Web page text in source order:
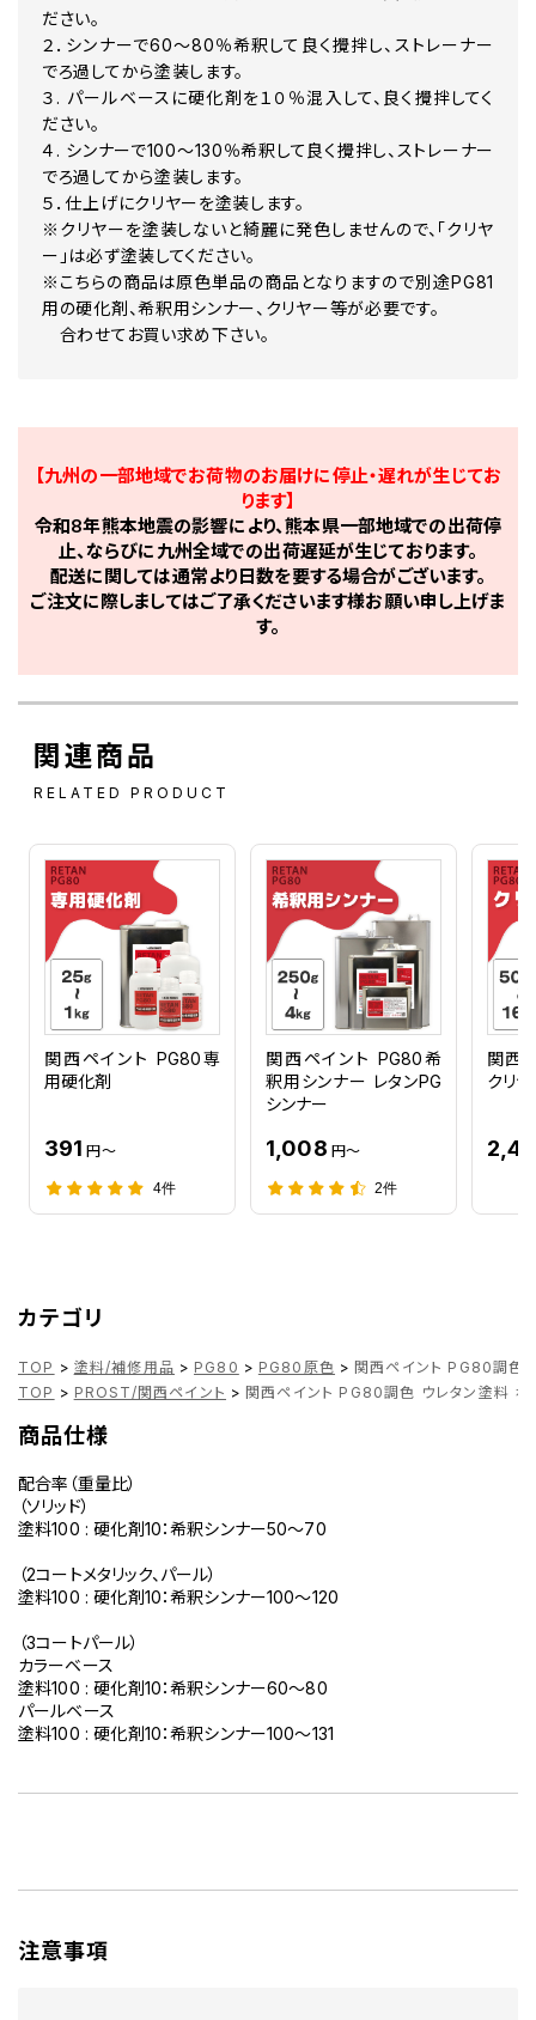
NH132M HONDA MAX SILVER MET
NH133 HONDA GULL WHITE
NH138 シャスタホワイト
NH139P HONDA WHITE PEARL カラーベース カラークリヤー セ
NH146M HONDA ACCURATE SILVER MET
NH162P HONDA PEARL MILKY WHITE カラーベース カラークリ
NH167M HONDA GREY MET
NH193K HONDA WHITE PEARL カラーベース カラークリヤー セ
NH193P HONDA CRYSTAL WHITE PEARL カラーベース カラー
NH196 HONDA WHITE
NH198P HONDA PEARL SEASHELL WHITE カラーベース カラ
NH1Z HONDA BLACK 1
NH215M HONDA GREY MET
NH217M HONDA GREY MET
NH229M-U HONDA ANCHOR GREY MET
NH237 HONDA BLACK PEARL
NH343P HONDA BLACK PEARL
NH359M HONDA BLACK PEARL
NH373M HONDA SILVER MET
NH403M HONDA GREY MET
NH410M HONDA SILVER MET
NH411M HONDA SILVER MET
NH418P HONDA PRISM BLACK MET
NH431M HONDA INDY GREY MET
NHA12M HONDA BLACK MET
NHA14M HONDA SEAL SILVER MET
NHA30M デジタルシルバーM
NHA48M HONDA QUASAR SILVER MET
NHA49M HONDA GREY MET
NHA54M HONDA PEWTER SILVER MET
NHA64P HONDA COSMIC BLACK PEARL MET
NHA65P HONDA BLACK PEARL
NHA66P カラーベース カラークリヤー セット
NHA67P HONDA SILKY WHITE PEARL カラーベース カラーク
NHA73M HONDA BLACK MET
NHA84P HONDA BLACK PEARL
NHA95M ソードシルバーM
P25C HONDA BLUE PEARL
P43M HONDA CABARET PURPLE PEARL MET
P44P HONDA ILLUSION BLUE MICA カラーベース カラークリヤ
PB123 HONDA BLUE PEARL カラーベース カラークリヤー セット
PB123PA
PB137 HONDA BLUE
PB155P HONDA BLUE PEARL MET
PB171M-U HONDA TRADE BLUE PEARL MET
PB182 HONDA DARK BLUE
PB184 HONDA BLACK PEARL MET
PB184P HONDA MIDNIGHT BLUE PEARL
PB187M HONDA GREY MET
PB215 HONDA BLUE PEARL カラーベース カラークリヤー セット
PB217M HONDA BLUE MET
PB230M HONDA SENSITIVE BLUE MICA MET
PB236M HONDA UNION CITY BLUE PEARL M
PB255P HONDA BLUE PEARL
PB256M HONDA BLUE MET
PB287M HONDA NEXUS BLUE MET
PB299M HONDA LIGHT BLUE MET
PB304 HONDA BLUE PEARL
ださい。
２．シンナーで60～80％希釈して良く攪拌し、ストレーナー
でろ過してから塗装します。
３. パールベースに硬化剤を１０％混入して、良く攪拌してく
ださい。
４. シンナーで100～130％希釈して良く攪拌し、ストレーナー
でろ過してから塗装します。
５．仕上げにクリヤーを塗装します。
※クリヤーを塗装しないと綺麗に発色しませんので、「クリヤ
ー」は必ず塗装してください。
※こちらの商品は原色単品の商品となりますので別途PG81
用の硬化剤、希釈用シンナー、クリヤー等が必要です。
合わせてお買い求め下さい。
【九州の一部地域でお荷物のお届けに停止・遅れが生じてお
ります】
令和8年熊本地震の影響により、熊本県一部地域での出荷停
止、ならびに九州全域での出荷遅延が生じております。
配送に関しては通常より日数を要する場合がございます。
ご注文に際しましてはご了承くださいます様お願い申し上げま
す。
関連商品
RELATED PRODUCT
関西ペイント PG80専
用硬化剤
391 円～
4件
関西ペイント PG80希
釈用シンナー レタンPG
シンナー
1,008 円～
2件
関西
クリ
カテゴリ
TOP > 塗料/補修用品 > PG80 > PG80原色 > 関西ペイント PG80調色
TOP > PROST/関西ペイント > 関西ペイント PG80調色 ウレタン塗料
商品仕様
配合率（重量比）
（ソリッド）
塗料100 : 硬化剤10：希釈シンナー50～70
（2コートメタリック、パール）
塗料100 : 硬化剤10：希釈シンナー100～120
（3コートパール）
カラーベース
塗料100 : 硬化剤10：希釈シンナー60～80
パールベース
塗料100 : 硬化剤10：希釈シンナー100～131
注意事項